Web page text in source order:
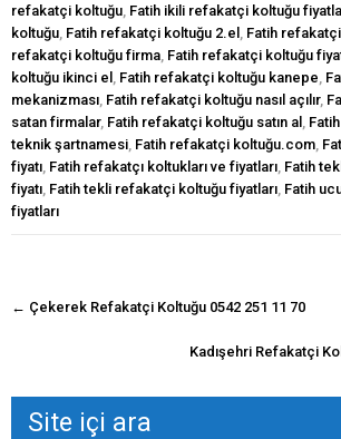
refakatçi koltuğu Fatih ikili refakatçi koltuğu
koltuğu Fatih refakatçi koltuğu 2.el Fatih
refakatçi koltuğu firma Fatih refakatçi koltuğu
koltuğu ikinci el
Fatih refakatçi koltuğu kanepe
mekanizması Fatih refakatçi koltuğu nasıl açılır,
satan firmalar, Fatih refakatçi koltuğu satın al
teknik şartnamesi Fatih refakatçi koltuğu.com
fiyatı Fatih refakatçı koltukları ve fiyatları Fatih
fiyatı Fatih tekli refakatçi koltuğu fiyatları Fatih
fiyatları
navigasyon
← Çekerek Refakatçi Koltuğu 0542 251 11 70
Kadışehri Refakatçi
Site içi ara